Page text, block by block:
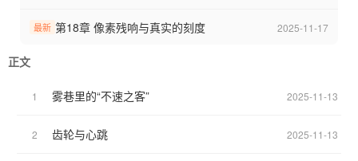
声里寻找生机，林夏逐渐意识到这座庄园绝非简单的“游戏场”。随着
并非首个坠入此处的异乡人，而庄园的规则背后，似乎藏着关乎所
在危机四伏的环境里活下去，更要揭开庄园的真相——是逃离这牢
最新 第18章 像素残响与真实的刻度 2025-11-17
正文
1 雾巷里的“不速之客” 2025-11-13
2 齿轮与心跳 2025-11-13